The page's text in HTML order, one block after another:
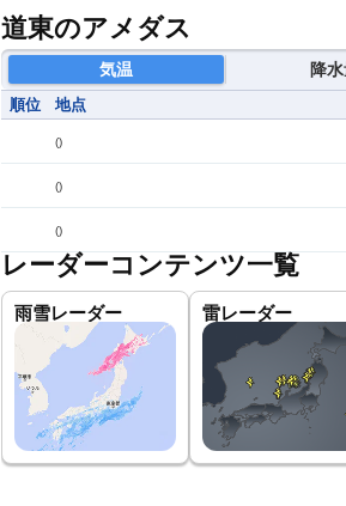
道東のアメダス
気温 降
順位 地点
()
()
()
レーダーコンテンツ一覧
雨雪レーダー 雷レーダー